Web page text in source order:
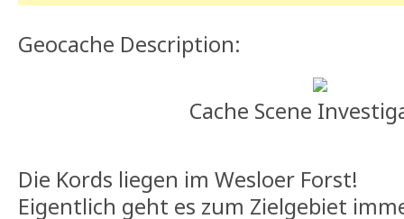
Geocache Description:
Cache Scene
Die Kords liegen im Wesloer Forst!
Eigentlich geht es zum Zielgebiet